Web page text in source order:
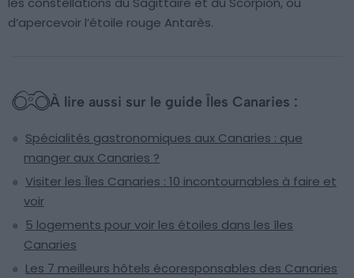
d’apercevoir l’étoile rouge Antarès.
À lire aussi sur le guide Îles Canaries :
Spécialités gastronomiques aux Canaries : que
manger aux Canaries ?
Visiter les Îles Canaries : 10 incontournables à faire et
voir
5 logements pour voir les étoiles dans les îles
Canaries
Les 7 meilleurs hôtels écoresponsables des Canaries